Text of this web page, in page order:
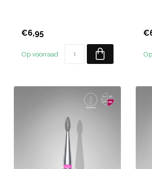
€6,95
Op voorraad